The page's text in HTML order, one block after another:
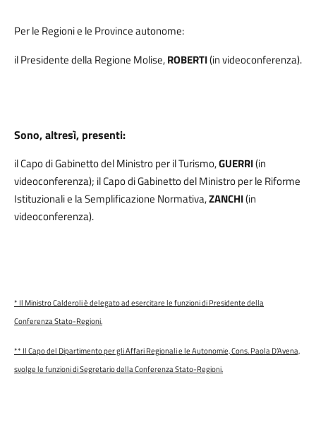
Per le Regioni e le Province autonome:
il Presidente della Regione Molise,ROBERTI(in videoconferenza).
Sono, altresì, presenti:
il Capo di Gabinetto del Ministro per il Turismo,GUERRI(in
videoconferenza); il Capo di Gabinetto del Ministro per le Riforme
Istituzionali e la Semplificazione Normativa,ZANCHI(in
videoconferenza).
* Il Ministro Calderoli è delegato ad esercitare le funzioni di Presidente della
Conferenza Stato-Regioni.
** Il Capo del Dipartimento per gli Affari Regionali e le Autonomie, Cons. Paola D’Avena,
svolge le funzioni di Segretario della Conferenza Stato-Regioni.